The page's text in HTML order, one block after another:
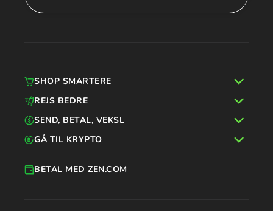
BETAL MED ZEN.COM
SHOP SMARTERE
REJS BEDRE
SEND, BETAL, VEKSL
GÅ TIL KRYPTO